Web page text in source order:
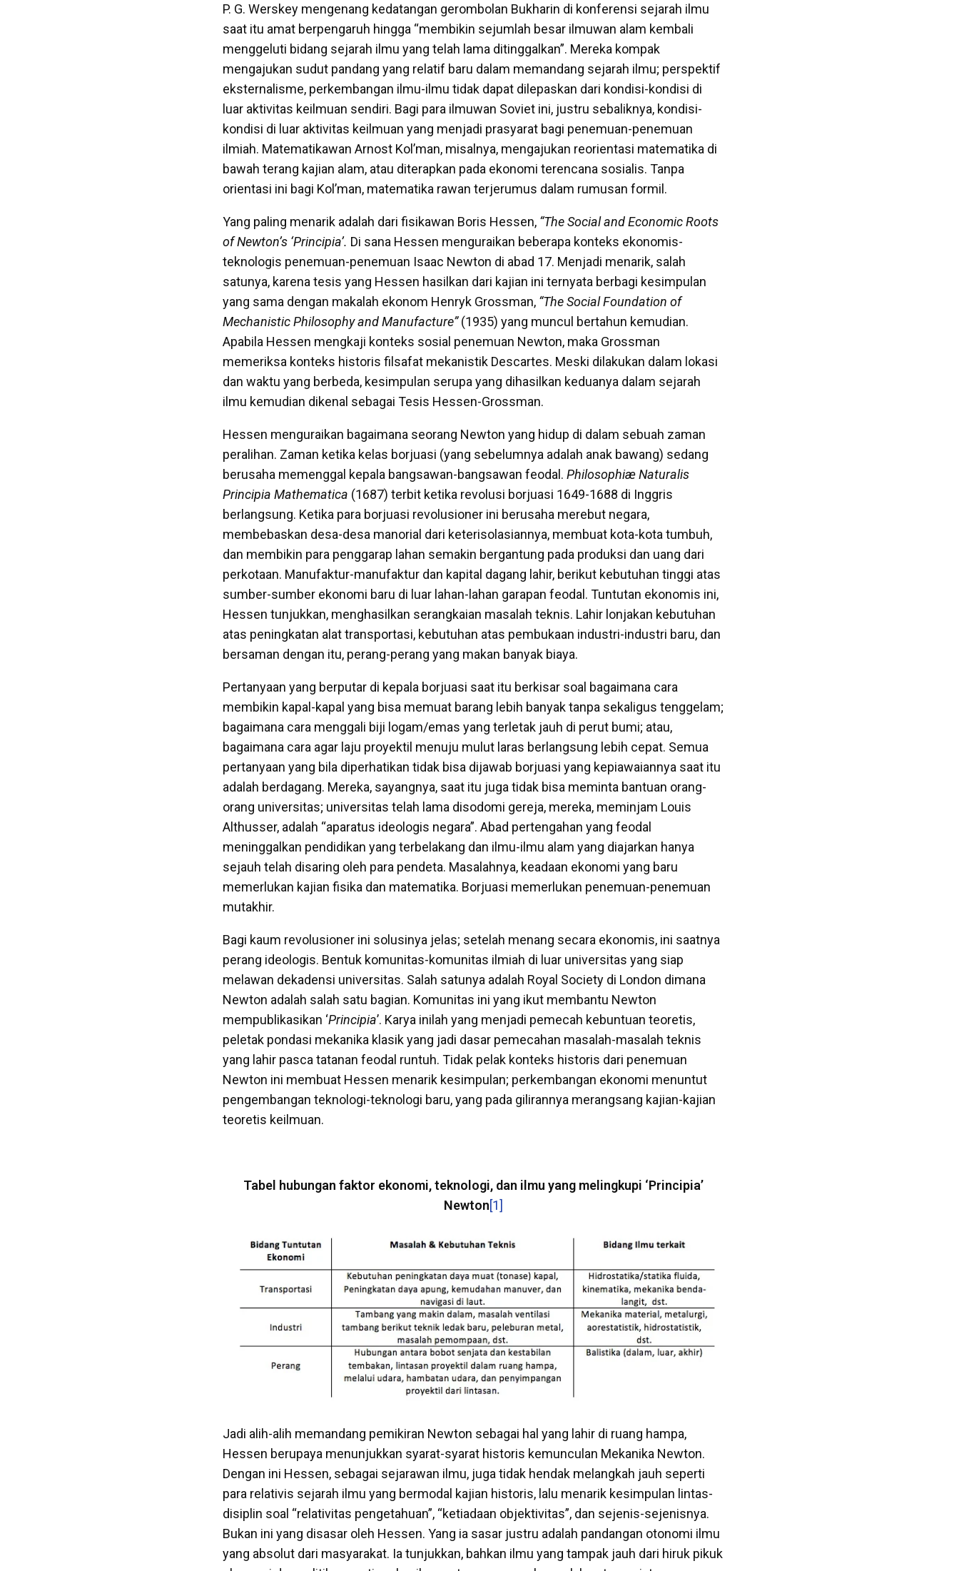
P. G. Werskey mengenang kedatangan gerombolan Bukharin di konferensi sejarah ilmu
saat itu amat berpengaruh hingga “membikin sejumlah besar ilmuwan alam kembali
menggeluti bidang sejarah ilmu yang telah lama ditinggalkan”. Mereka kompak
mengajukan sudut pandang yang relatif baru dalam memandang sejarah ilmu; perspektif
eksternalisme, perkembangan ilmu-ilmu tidak dapat dilepaskan dari kondisi-kondisi di
luar aktivitas keilmuan sendiri. Bagi para ilmuwan Soviet ini, justru sebaliknya, kondisi-
kondisi di luar aktivitas keilmuan yang menjadi prasyarat bagi penemuan-penemuan
ilmiah. Matematikawan Arnost Kol’man, misalnya, mengajukan reorientasi matematika di
bawah terang kajian alam, atau diterapkan pada ekonomi terencana sosialis. Tanpa
orientasi ini bagi Kol’man, matematika rawan terjerumus dalam rumusan formil.
Yang paling menarik adalah dari fisikawan Boris Hessen, “The Social and Economic Roots
of Newton’s ‘Principia’. Di sana Hessen menguraikan beberapa konteks ekonomis-
teknologis penemuan-penemuan Isaac Newton di abad 17. Menjadi menarik, salah
satunya, karena tesis yang Hessen hasilkan dari kajian ini ternyata berbagi kesimpulan
yang sama dengan makalah ekonom Henryk Grossman, “The Social Foundation of
Mechanistic Philosophy and Manufacture”(1935) yang muncul bertahun kemudian.
Apabila Hessen mengkaji konteks sosial penemuan Newton, maka Grossman
memeriksa konteks historis filsafat mekanistik Descartes. Meski dilakukan dalam lokasi
dan waktu yang berbeda, kesimpulan serupa yang dihasilkan keduanya dalam sejarah
ilmu kemudian dikenal sebagai Tesis Hessen-Grossman.
Hessen menguraikan bagaimana seorang Newton yang hidup di dalam sebuah zaman
peralihan. Zaman ketika kelas borjuasi (yang sebelumnya adalah anak bawang) sedang
berusaha memenggal kepala bangsawan-bangsawan feodal. Philosophiæ Naturalis
Principia Mathematica (1687) terbit ketika revolusi borjuasi 1649-1688 di Inggris
berlangsung. Ketika para borjuasi revolusioner ini berusaha merebut negara,
membebaskan desa-desa manorial dari keterisolasiannya, membuat kota-kota tumbuh,
dan membikin para penggarap lahan semakin bergantung pada produksi dan uang dari
perkotaan. Manufaktur-manufaktur dan kapital dagang lahir, berikut kebutuhan tinggi atas
sumber-sumber ekonomi baru di luar lahan-lahan garapan feodal. Tuntutan ekonomis ini,
Hessen tunjukkan, menghasilkan serangkaian masalah teknis. Lahir lonjakan kebutuhan
atas peningkatan alat transportasi, kebutuhan atas pembukaan industri-industri baru, dan
bersaman dengan itu, perang-perang yang makan banyak biaya.
Pertanyaan yang berputar di kepala borjuasi saat itu berkisar soal bagaimana cara
membikin kapal-kapal yang bisa memuat barang lebih banyak tanpa sekaligus tenggelam;
bagaimana cara menggali biji logam/emas yang terletak jauh di perut bumi; atau,
bagaimana cara agar laju proyektil menuju mulut laras berlangsung lebih cepat. Semua
pertanyaan yang bila diperhatikan tidak bisa dijawab borjuasi yang kepiawaiannya saat itu
adalah berdagang. Mereka, sayangnya, saat itu juga tidak bisa meminta bantuan orang-
orang universitas; universitas telah lama disodomi gereja, mereka, meminjam Louis
Althusser, adalah “aparatus ideologis negara”. Abad pertengahan yang feodal
meninggalkan pendidikan yang terbelakang dan ilmu-ilmu alam yang diajarkan hanya
sejauh telah disaring oleh para pendeta. Masalahnya, keadaan ekonomi yang baru
memerlukan kajian fisika dan matematika. Borjuasi memerlukan penemuan-penemuan
mutakhir.
Bagi kaum revolusioner ini solusinya jelas; setelah menang secara ekonomis, ini saatnya
perang ideologis. Bentuk komunitas-komunitas ilmiah di luar universitas yang siap
melawan dekadensi universitas. Salah satunya adalah Royal Society di London dimana
Newton adalah salah satu bagian. Komunitas ini yang ikut membantu Newton
mempublikasikan ‘Principia’. Karya inilah yang menjadi pemecah kebuntuan teoretis,
peletak pondasi mekanika klasik yang jadi dasar pemecahan masalah-masalah teknis
yang lahir pasca tatanan feodal runtuh. Tidak pelak konteks historis dari penemuan
Newton ini membuat Hessen menarik kesimpulan; perkembangan ekonomi menuntut
pengembangan teknologi-teknologi baru, yang pada gilirannya merangsang kajian-kajian
teoretis keilmuan.
Tabel hubungan faktor ekonomi, teknologi, dan ilmu yang melingkupi ‘Principia’
Newton[1]
Jadi alih-alih memandang pemikiran Newton sebagai hal yang lahir di ruang hampa,
Hessen berupaya menunjukkan syarat-syarat historis kemunculan Mekanika Newton.
Dengan ini Hessen, sebagai sejarawan ilmu, juga tidak hendak melangkah jauh seperti
para relativis sejarah ilmu yang bermodal kajian historis, lalu menarik kesimpulan lintas-
disiplin soal “relativitas pengetahuan”, “ketiadaan objektivitas”, dan sejenis-sejenisnya.
Bukan ini yang disasar oleh Hessen. Yang ia sasar justru adalah pandangan otonomi ilmu
yang absolut dari masyarakat. Ia tunjukkan, bahkan ilmu yang tampak jauh dari hiruk pikuk